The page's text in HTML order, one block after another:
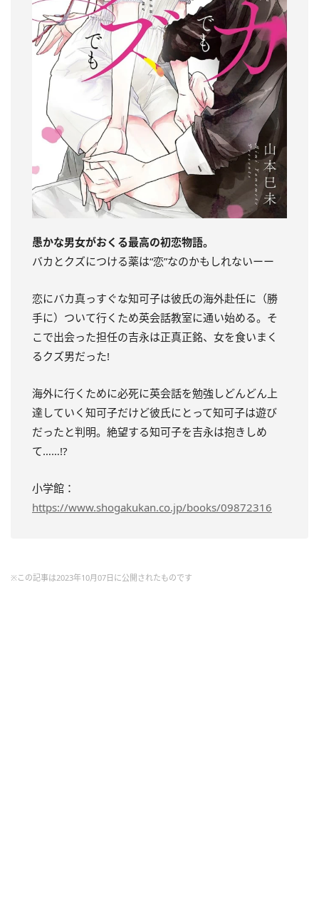
愚かな男女がおくる最高の初恋物語。
バカとクズにつける薬は“恋”なのかもしれないーー
恋にバカ真っすぐな知可子は彼氏の海外赴任に（勝
手に）ついて行くため英会話教室に通い始める。そ
こで出会った担任の吉永は正真正銘、女を食いまく
るクズ男だった!
海外に行くために必死に英会話を勉強しどんどん上
達していく知可子だけど彼氏にとって知可子は遊び
だったと判明。絶望する知可子を吉永は抱きしめ
て……!?
小学館：
https://www.shogakukan.co.jp/books/09872316
※この記事は2023年10月07日に公開されたものです